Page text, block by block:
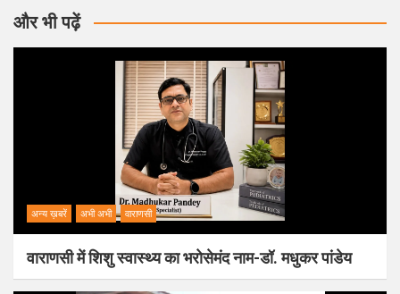
और भी पढ़ें
अन्य ख़बरें अभी अभी वाराणसी
वाराणसी में शिशु स्वास्थ्य का भरोसेमंद नाम-डॉ. मधुकर पांडेय